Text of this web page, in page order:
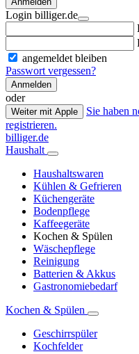
Login billiger.de
angemeldet bleiben
Passwort vergessen?
Anmelden
oder
Weiter mit Apple
Sie haben
registrieren.
billiger.de
Haushalt
Haushaltswaren
Kühlen & Gefrieren
Küchengeräte
Bodenpflege
Kaffeegeräte
Kochen & Spülen
Wäschepflege
Reinigung
Batterien & Akkus
Gastronomiebedarf
Kochen & Spülen
Geschirrspüler
Kochfelder